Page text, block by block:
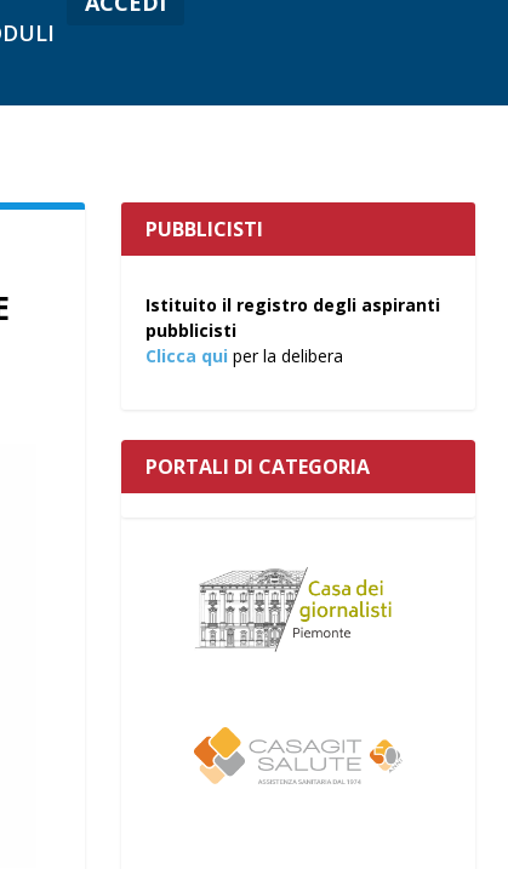
PUBBLICISTI
Istituito il registro degli aspiranti
pubblicisti
Clicca qui per la delibera
PORTALI DI CATEGORIA